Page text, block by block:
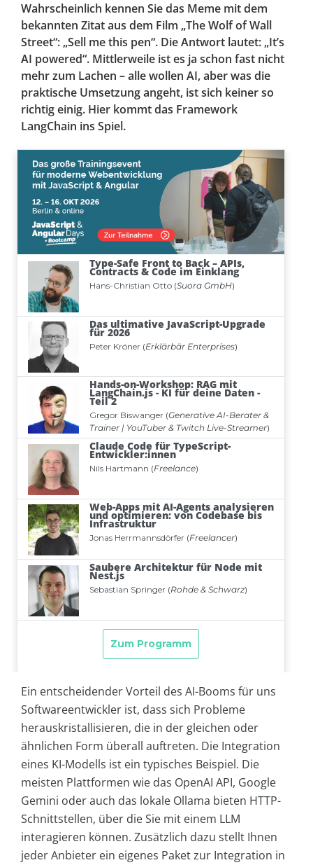
Wahrscheinlich kennen Sie das Meme mit dem
bekannten Zitat aus dem Film „The Wolf of Wall
Street“: „Sell me this pen“. Die Antwort lautet: „It’s
AI powered“. Mittlerweile ist es ja schon fast nicht
mehr zum Lachen – alle wollen AI, aber was die
praktische Umsetzung angeht, ist sich keiner so
richtig einig. Hier kommt das Framework
LangChain ins Spiel.
Ein entscheidender Vorteil des AI-Booms für uns
Softwareentwickler ist, dass sich Probleme
herauskristallisieren, die in der gleichen oder
ähnlichen Form überall auftreten. Die Integration
eines KI-Modells ist ein typisches Beispiel. Die
meisten Plattformen wie das OpenAI API, Google
Gemini oder auch das lokale Ollama bieten HTTP-
Schnittstellen, über die Sie mit einem LLM
interagieren können. Zusätzlich dazu stellt Ihnen
jeder Anbieter ein eigenes Paket zur Integration in